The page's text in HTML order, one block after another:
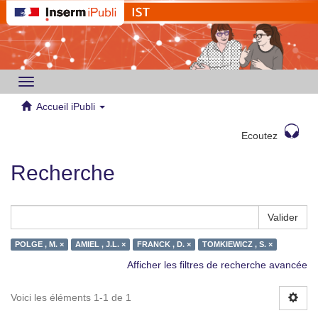
Toggle
navigation
Accueil iPubli
Ecoutez
Recherche
Valider
POLGE , M. × AMIEL , J.L. × FRANCK , D. × TOMKIEWICZ , S. ×
Afficher les filtres de recherche avancée
Voici les éléments 1-1 de 1